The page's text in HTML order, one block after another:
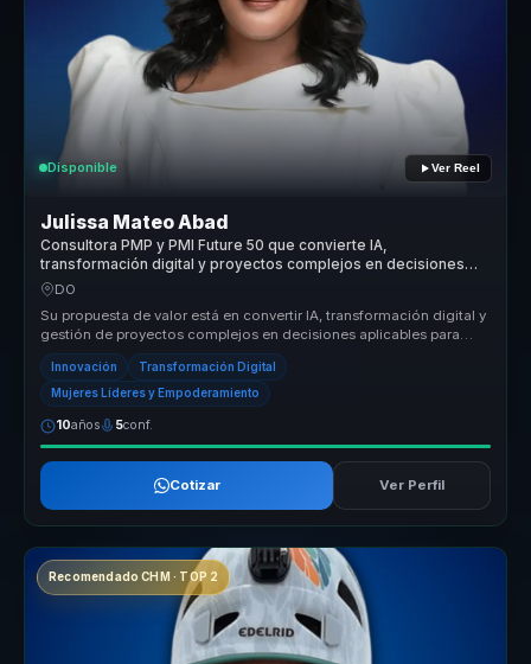
Disponible Ver Reel
Julissa Mateo Abad
Consultora PMP y PMI Future 50 que convierte IA,
transformación digital y proyectos complejos en decisiones
para empresas.
DO
Su propuesta de valor está en convertir IA, transformación digital y
gestión de proyectos complejos en decisiones aplicables para
empresa...
Innovación Transformación Digital
Mujeres Líderes y Empoderamiento
10años 5conf.
Cotizar Ver Perfil
Recomendado CHM · TOP 2